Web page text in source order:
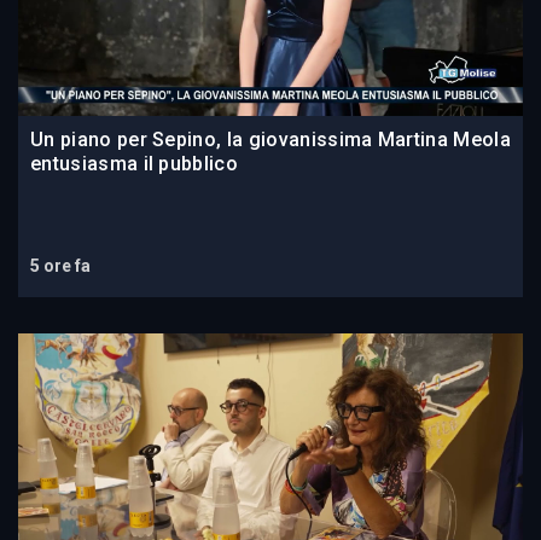
Un piano per Sepino, la giovanissima Martina Meola
entusiasma il pubblico
5 ore fa